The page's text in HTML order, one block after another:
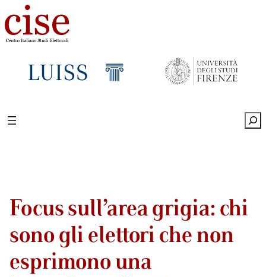
Focus sull’area grigia: chi
sono gli elettori che non
esprimono una